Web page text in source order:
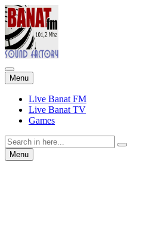
Menu Skip
to
content
Live Banat FM
Live Banat TV
Games
Search
for:Menu Skip
to